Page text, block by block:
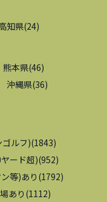
知県(24)
熊本県(46)
沖縄県(36)
ルフ)(1843)
ード超)(952)
等)あり (1792)
あり(1112)